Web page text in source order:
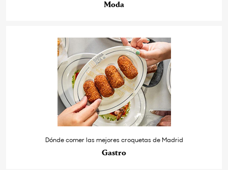
Moda
Dónde comer las mejores croquetas de Madrid
Gastro